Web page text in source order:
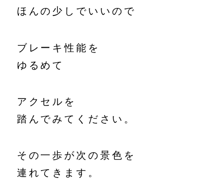
ほんの少しでいいので
ブレーキ性能を
ゆるめて
アクセルを
踏んでみてください。
その一歩が次の景色を
連れてきます。